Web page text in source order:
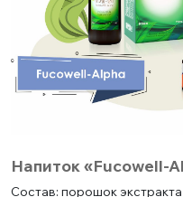
Напиток «Fucowell-
Состав: порошок